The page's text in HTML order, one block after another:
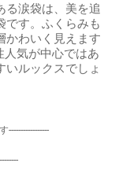
る涙袋は、美を追
です。ふくらみも
かわいく見えます
人気が中心ではあ
いルックスでしょ